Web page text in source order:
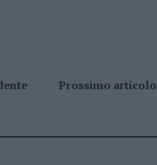
Prossimo articolo